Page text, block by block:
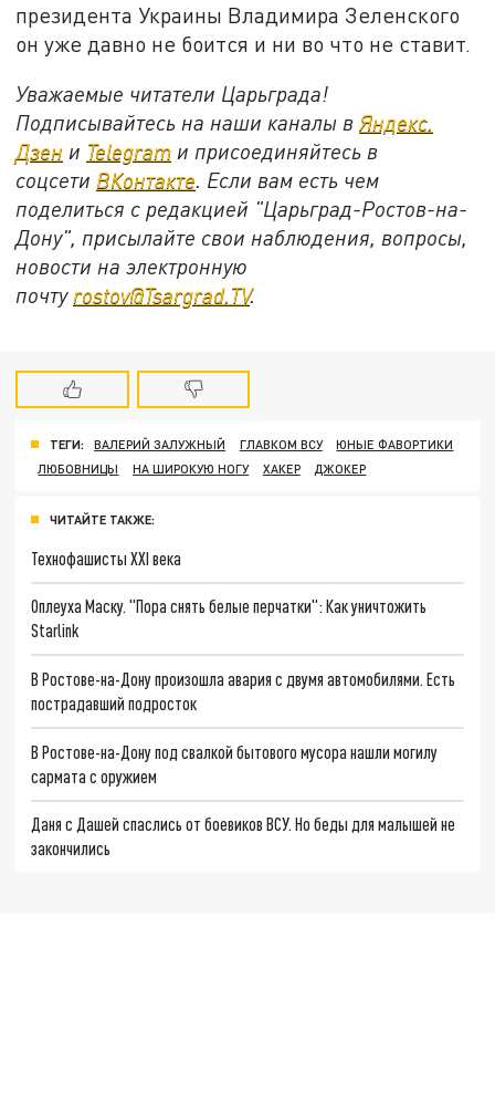
президента Украины Владимира Зеленского
он уже давно не боится и ни во что не ставит.
Уважаемые читатели Царьграда!
Подписывайтесь на наши каналы вЯндекс.
Дзен и Telegram и присоединяйтесь в
соцсети ВКонтакте. Если вам есть чем
поделиться с редакцией "Царьград-Ростов-на-
Дону", присылайте свои наблюдения, вопросы,
новости на электронную
почту rostov@Tsargrad.ТV.
ТЕГИ: ВАЛЕРИЙ ЗАЛУЖНЫЙ ГЛАВКОМ ВСУ
ЮНЫЕ ФАВОРТИКИ
ЛЮБОВНИЦЫ
НА ШИРОКУЮ НОГУ ХАКЕР ДЖОКЕР
ЧИТАЙТЕ ТАКЖЕ:
Технофашисты XXI века
Оплеуха Маску. "Пора снять белые перчатки": Как уничтожить
Starlink
В Ростове-на-Дону произошла авария с двумя автомобилями. Есть
пострадавший подросток
В Ростове-на-Дону под свалкой бытового мусора нашли могилу
сармата с оружием
Даня с Дашей спаслись от боевиков ВСУ. Но беды для малышей не
закончились